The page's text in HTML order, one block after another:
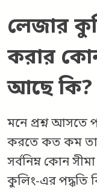
লেজার
করার কোন
আছে কি?
মনে প্রশ্ন আসতে
করতে কত কম
সর্বনিম্ন কোন
কুলিং-এর পদ্ধতি